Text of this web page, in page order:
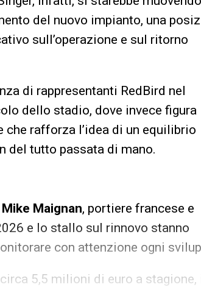
del nuovo impianto, una
sull’operazione e sul ritorno
di rappresentanti RedBird nel
dello stadio, dove invece figura
che rafforza l’idea di un equilibrio
del tutto passata di mano.
Mike Maignan, portiere francese e
e lo stallo sul rinnovo stanno
con attenzione ogni
5,5 milioni di euro a stagione,